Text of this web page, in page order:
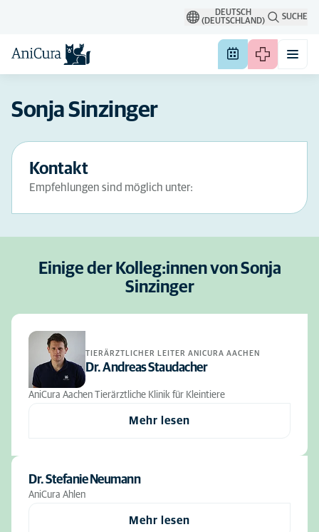
DEUTSCH
(DEUTSCHLAND)
SUCHE
Sonja Sinzinger
Kontakt
Empfehlungen sind möglich unter:
Einige der Kolleg:innen von Sonja
Sinzinger
TIERÄRZTLICHER LEITER ANICURA AACHEN
Dr. Andreas Staudacher
AniCura Aachen Tierärztliche Klinik für Kleintiere
Mehr lesen
Dr. Stefanie Neumann
AniCura Ahlen
Mehr lesen